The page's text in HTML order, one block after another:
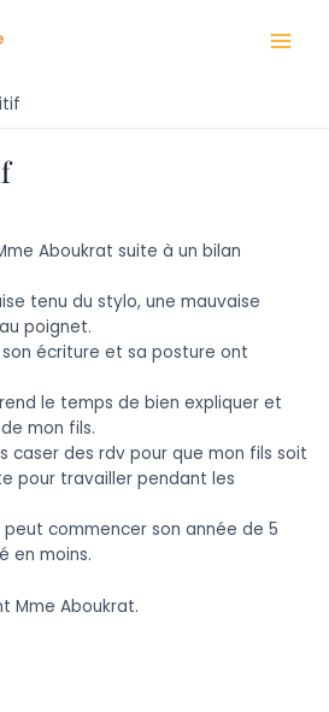
Aboukrat suite à un bilan
tenu du stylo, une mauvaise
poignet.
écriture et sa posture ont
le temps de bien expliquer et
mon fils.
caser des rdv pour que mon fils soit
pour travailler pendant les
commencer son année de 5
en moins.
Mme Aboukrat.